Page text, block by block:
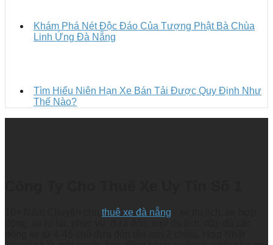
Khám Phá Nét Độc Đáo Của Tượng Phật Bà Chùa
Linh Ứng Đà Nẵng
Tìm Hiểu Niên Hạn Xe Bán Tải Được Quy Định Như
Thế Nào?
thuê xe đà nẵng